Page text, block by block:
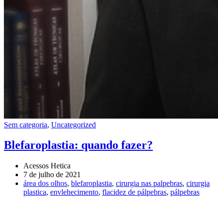
Sem categoria, Uncategorized
Blefaroplastia: quando fazer?
Acessos Hetica
7 de julho de 2021
área dos olhos, blefaroplastia, cirurgia nas palpebras, cirurgia
plastica, envlehecimento, flacidez de pálpebras, pálpebras